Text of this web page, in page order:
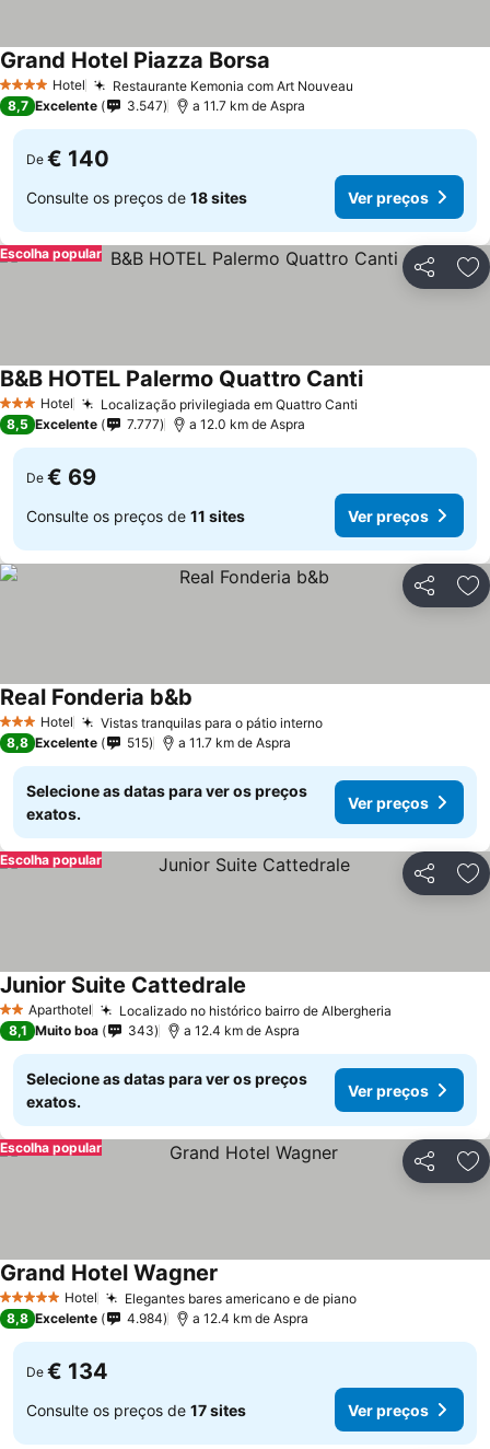
4 EstrelasHotel Restaurante Kemonia com Art Nouveau
Grand Hotel Piazza Borsa
8,7 Excelente 3.547 a 11.7 km de Aspra
De € 140
Consulte os preços de 18 sites Ver preços
Partilhar
Escolha popular
3 EstrelasHotel Localização privilegiada em Quattro Canti
B&B HOTEL Palermo Quattro Canti
8,5 Excelente 7.777 a 12.0 km de Aspra
De € 69
Consulte os preços de 11 sites Ver preços
Partilhar
3 EstrelasHotel Vistas tranquilas para o pátio interno
Real Fonderia b&b
8,8 Excelente 515 a 11.7 km de Aspra
Selecione as datas para ver os preços
exatos.
Ver preços
Partilhar
Escolha popular
2 EstrelasAparthotel Localizado no histórico bairro de Albergheria
Junior Suite Cattedrale
8,1 Muito boa 343 a 12.4 km de Aspra
Selecione as datas para ver os preços
exatos.
Ver preços
Partilhar
Escolha popular
5 Estrelas Hotel Elegantes bares americano e de piano
Grand Hotel Wagner
8,8 Excelente 4.984 a 12.4 km de Aspra
De € 134
Consulte os preços de 17 sites Ver preços